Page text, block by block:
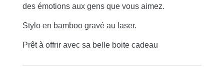
des émotions aux gens que vous aimez.
Stylo en bamboo gravé au laser.
Prêt à offrir avec sa belle boite cadeau